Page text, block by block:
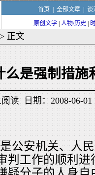
首页 全部文章| 谈
原创文学 人物/历史
> 正文
么是强制措施
读 日期：2008-06-
公安机关、人
判工作的顺利